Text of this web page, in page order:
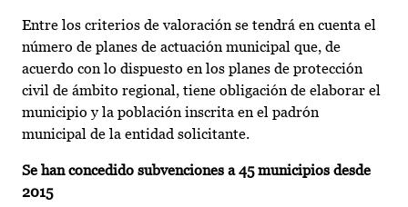
Entre los criterios de valoración se tendrá en cuenta el
número de planes de actuación municipal que, de
acuerdo con lo dispuesto en los planes de protección
civil de ámbito regional, tiene obligación de elaborar el
municipio y la población inscrita en el padrón
municipal de la entidad solicitante.
Se han concedido subvenciones a 45 municipios desde
2015